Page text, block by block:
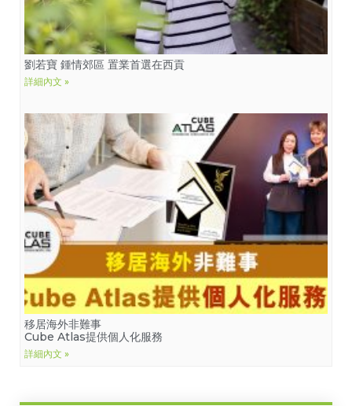
劉若寶 鍾情郊區 置業首選在西貢
詳細內文 »
移居海外非難事
Cube Atlas提供個人化服務
詳細內文 »